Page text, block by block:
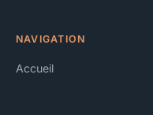
NAVIGATION
Accueil